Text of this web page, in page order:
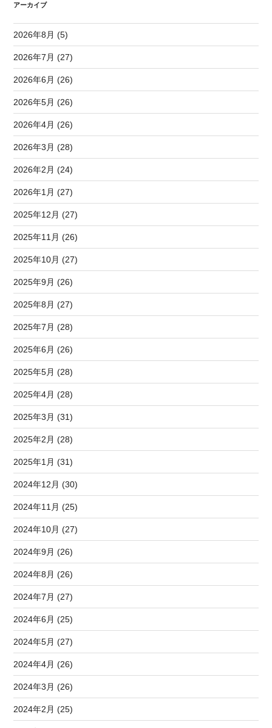
アーカイブ
2026年8月 (5)
2026年7月 (27)
2026年6月 (26)
2026年5月 (26)
2026年4月 (26)
2026年3月 (28)
2026年2月 (24)
2026年1月 (27)
2025年12月 (27)
2025年11月 (26)
2025年10月 (27)
2025年9月 (26)
2025年8月 (27)
2025年7月 (28)
2025年6月 (26)
2025年5月 (28)
2025年4月 (28)
2025年3月 (31)
2025年2月 (28)
2025年1月 (31)
2024年12月 (30)
2024年11月 (25)
2024年10月 (27)
2024年9月 (26)
2024年8月 (26)
2024年7月 (27)
2024年6月 (25)
2024年5月 (27)
2024年4月 (26)
2024年3月 (26)
2024年2月 (25)